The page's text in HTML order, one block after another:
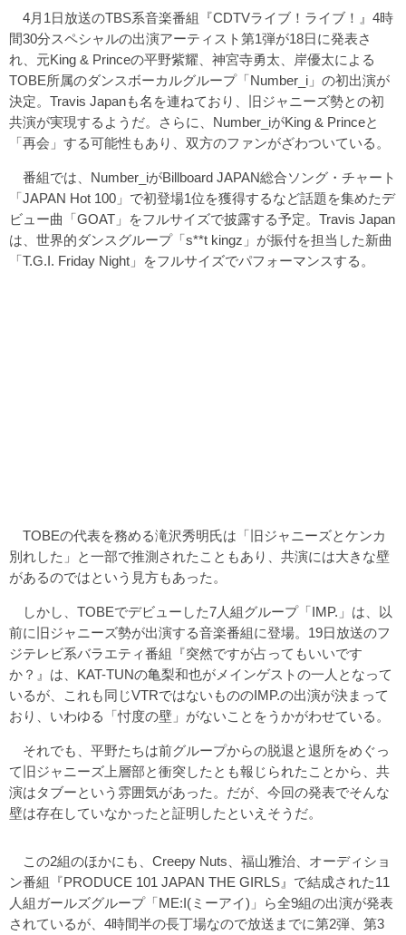
4月1日放送のTBS系音楽番組『CDTVライブ！ライブ！』4時
間30分スペシャルの出演アーティスト第1弾が18日に発表さ
れ、元King & Princeの平野紫耀、神宮寺勇太、岸優太による
TOBE所属のダンスボーカルグループ「Number_i」の初出演が
決定。Travis Japanも名を連ねており、旧ジャニーズ勢との初
共演が実現するようだ。さらに、Number_iがKing & Princeと
「再会」する可能性もあり、双方のファンがざわついている。
番組では、Number_iがBillboard JAPAN総合ソング・チャート
「JAPAN Hot 100」で初登場1位を獲得するなど話題を集めたデ
ビュー曲「GOAT」をフルサイズで披露する予定。Travis Japan
は、世界的ダンスグループ「s**t kingz」が振付を担当した新曲
「T.G.I. Friday Night」をフルサイズでパフォーマンスする。
TOBEの代表を務める滝沢秀明氏は「旧ジャニーズとケンカ
別れした」と一部で推測されたこともあり、共演には大きな壁
があるのではという見方もあった。
しかし、TOBEでデビューした7人組グループ「IMP.」は、以
前に旧ジャニーズ勢が出演する音楽番組に登場。19日放送のフ
ジテレビ系バラエティ番組『突然ですが占ってもいいです
か？』は、KAT-TUNの亀梨和也がメインゲストの一人となって
いるが、これも同じVTRではないもののIMP.の出演が決まって
おり、いわゆる「忖度の壁」がないことをうかがわせている。
それでも、平野たちは前グループからの脱退と退所をめぐっ
て旧ジャニーズ上層部と衝突したとも報じられたことから、共
演はタブーという雰囲気があった。だが、今回の発表でそんな
壁は存在していなかったと証明したといえそうだ。
この2組のほかにも、Creepy Nuts、福山雅治、オーディショ
ン番組『PRODUCE 101 JAPAN THE GIRLS』で結成された11
人組ガールズグループ「ME:I(ミーアイ)」ら全9組の出演が発表
されているが、4時間半の長丁場なので放送までに第2弾、第3